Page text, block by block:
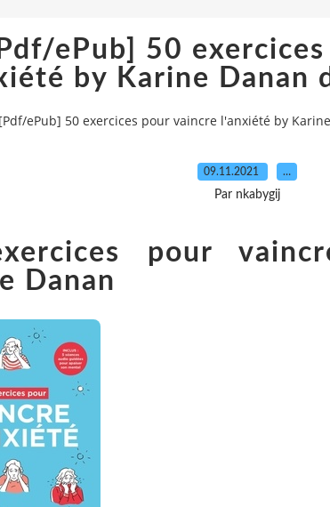
ePub] 50
by Karine Danan
[Pdf/ePub] 50 exercices pour vaincre l'anxiété by
09.11.2021 …
Par nkabygij
pour
Danan